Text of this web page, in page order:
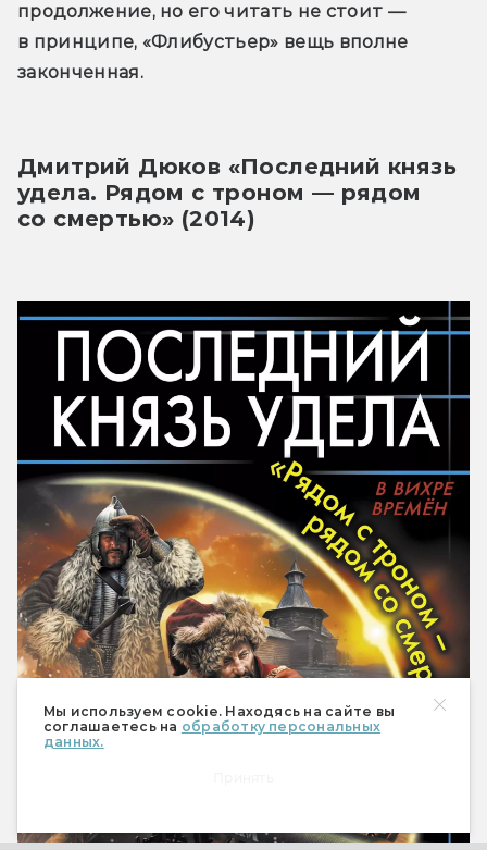
Мы используем cookie. Находясь на сайте вы
соглашаетесь на обработку персональных
данных.
продолжение, но его читать не стоит —
в принципе, «Флибустьер» вещь вполне
законченная.
Дмитрий Дюков «Последний князь
удела. Рядом с троном — рядом
со смертью» (2014)